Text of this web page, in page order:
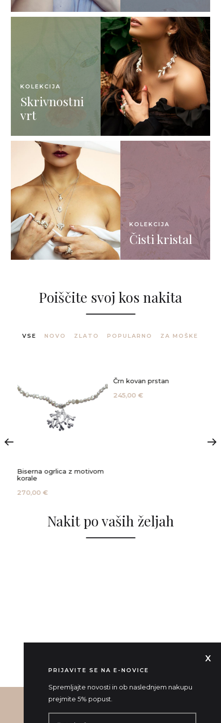
KOLEKCIJA
Skrivnostni
vrt
KOLEKCIJA
Čisti kristal
PRIJAVITE SE NA E-NOVICE
Spremljajte novosti in ob naslednjem nakupu
prejmite 5% popust.
X
Poiščite svoj kos nakita
VSE NOVO ZLATO POPULARNO ZA MOŠKE
Biserna ogrlica z motivom
korale
270,00 €
Črn kovan prstan
245,00 €
Nakit po vaših željah